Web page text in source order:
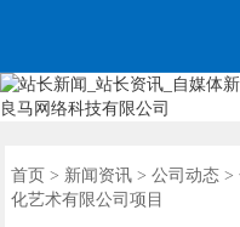
首页 > 新闻资讯> 公司动态>
化艺术有限公司项目